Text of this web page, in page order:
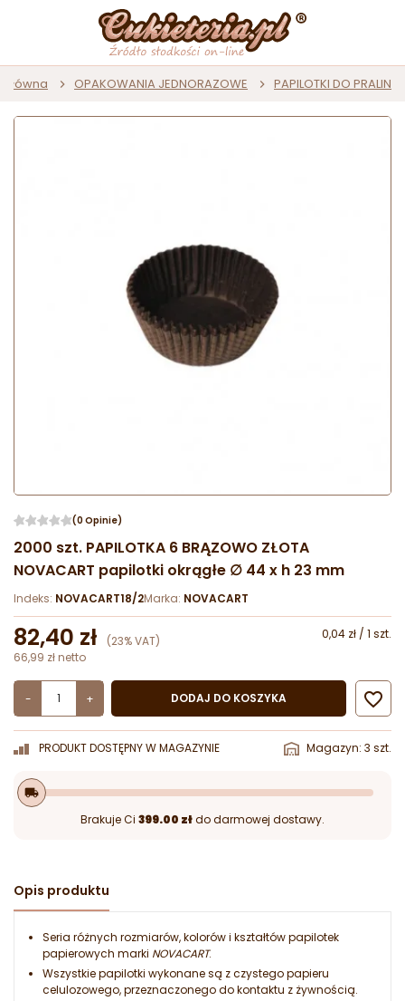
OPAKOWANIA JEDNORAZOWE PAPILOTKI DO PRALIN
(0 Opinie)
2000 szt. PAPILOTKA 6 BRĄZOWO ZŁOTA
NOVACART papilotki okrągłe ∅ 44 x h 23 mm
Indeks: NOVACART18/2Marka: NOVACART
82,40 zł (23% VAT)
0,04 zł / 1 szt.
66,99 zł netto
- + DODAJ DO KOSZYKA 
PRODUKT DOSTĘPNY W MAGAZYNIE Magazyn: 3 szt.
local_shipping
Brakuje Ci 399.00 złdo darmowej dostawy.
Opis produktu
Seria różnych rozmiarów, kolorów i kształtów papilotek
papierowych marki NOVACART.
Wszystkie papilotki wykonane są z czystego papieru
celulozowego, przeznaczonego do kontaktu z żywnością.